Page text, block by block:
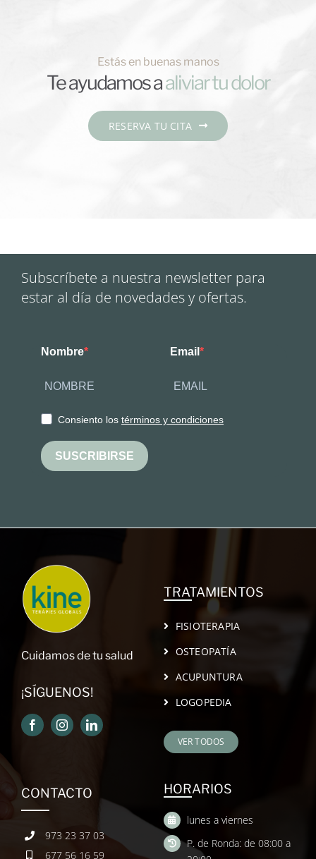
Estás en buenas manos
Te ayudamos a
RESERVA TU CITA
Subscríbete a nuestra newsletter para
estar al día de novedades y ofertas.
Nombre Email
Consiento los términos y condiciones
SUSCRIBIRSE
Cuidamos de tu salud
¡SÍGUENOS!
TRATAMIENTOS
FISIOTERAPIA
OSTEOPATÍA
ACUPUNTURA
LOGOPEDIA
VER TODOS
CONTACTO
973 23 37 03
677 56 16 59
HORARIOS
lunes a viernes
P. de Ronda: de 08:00 a